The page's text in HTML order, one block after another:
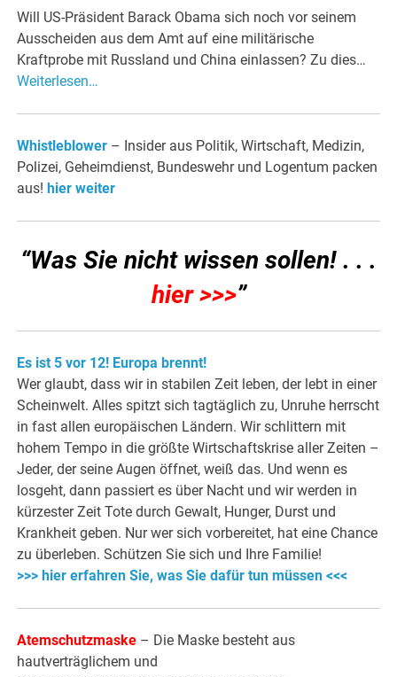
Will US-Präsident Barack Obama sich noch vor seinem
Ausscheiden aus dem Amt auf eine militärische
Kraftprobe mit Russland und China einlassen? Zu dies…
Weiterlesen…
Whistleblower – Insider aus Politik, Wirtschaft, Medizin,
Polizei, Geheimdienst, Bundeswehr und Logentum packen
aus!hier weiter
“Was Sie nicht wissen sollen! . . .
hier >>>”
Es ist 5 vor 12! Europa brennt!
Wer glaubt, dass wir in stabilen Zeit leben, der lebt in einer
Scheinwelt. Alles spitzt sich tagtäglich zu, Unruhe herrscht
in fast allen europäischen Ländern. Wir schlittern mit
hohem Tempo in die größte Wirtschaftskrise aller Zeiten –
Jeder, der seine Augen öffnet, weiß das. Und wenn es
losgeht, dann passiert es über Nacht und wir werden in
kürzester Zeit Tote durch Gewalt, Hunger, Durst und
Krankheit geben. Nur wer sich vorbereitet, hat eine Chance
zu überleben. Schützen Sie sich und Ihre Familie!
>>> hier erfahren Sie, was Sie dafür tun müssen <<<
Atemschutzmaske – Die Maske besteht aus
hautverträglichem und